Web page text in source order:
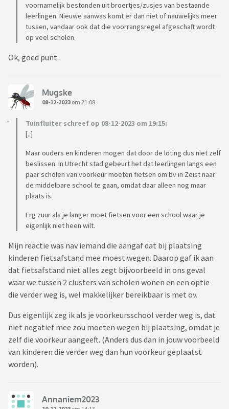
voornamelijk bestonden uit broertjes/zusjes van bestaande
leerlingen. Nieuwe aanwas komt er dan niet of nauwelijks meer
tussen, vandaar ook dat die voorrangsregel afgeschaft wordt
op veel scholen.
Ok, goed punt.
Mugske
08-12-2023 om 21:08
Tuinfluiter schreef op 08-12-2023 om 19:15:
[..]
Maar ouders en kinderen mogen dat door de loting dus niet zelf
beslissen. In Utrecht stad gebeurt het dat leerlingen langs een
paar scholen van voorkeur moeten fietsen om bv in Zeist naar
de middelbare school te gaan, omdat daar alleen nog maar
plaats is.
Erg zuur als je langer moet fietsen voor een school waar je
eigenlijk niet heen wilt.
Mijn reactie was nav iemand die aangaf dat bij plaatsing
kinderen fietsafstand mee moest wegen. Daarop gaf ik aan
dat fietsafstand niet alles zegt bijvoorbeeld in ons geval
waar we tussen 2 clusters van scholen wonen en een optie
die verder weg is, wel makkelijker bereikbaar is met ov.
Dus eigenlijk zeg ik als je voorkeursschool verder weg is, dat
niet negatief mee zou moeten wegen bij plaatsing, omdat je
zelf die voorkeur aangeeft. (Anders dus dan in jouw voorbeeld
van kinderen die verder weg dan hun voorkeur geplaatst
worden).
Annaniem2023